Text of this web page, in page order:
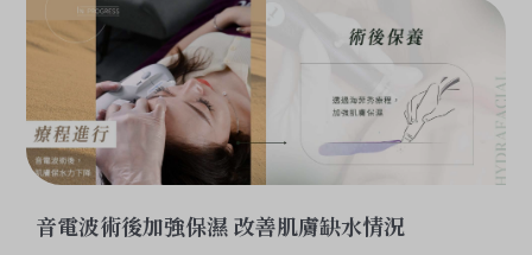
音電波術後加強保濕 改善肌膚缺水情況